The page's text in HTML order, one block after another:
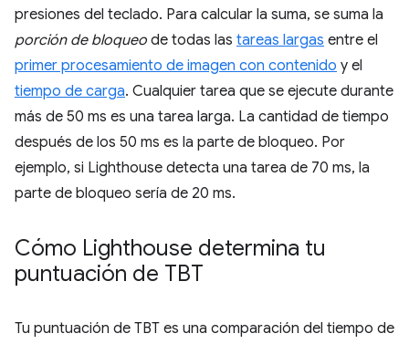
presiones del teclado. Para calcular la suma, se suma la
porción de bloqueo de todas las tareas largas entre el
primer procesamiento de imagen con contenido y el
tiempo de carga. Cualquier tarea que se ejecute durante
más de 50 ms es una tarea larga. La cantidad de tiempo
después de los 50 ms es la parte de bloqueo. Por
ejemplo, si Lighthouse detecta una tarea de 70 ms, la
parte de bloqueo sería de 20 ms.
Cómo Lighthouse determina tu
puntuación de TBT
Tu puntuación de TBT es una comparación del tiempo de